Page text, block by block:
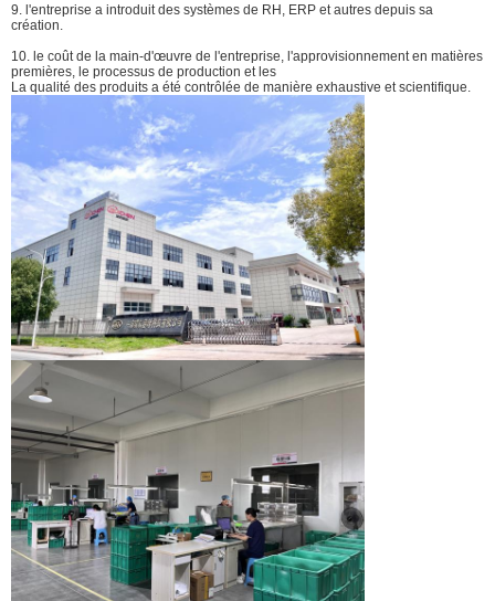
9. l'entreprise a introduit des systèmes de RH, ERP et autres depuis sa
création.
10. le coût de la main-d'œuvre de l'entreprise, l'approvisionnement en matières
premières, le processus de production et les
La qualité des produits a été contrôlée de manière exhaustive et scientifique.